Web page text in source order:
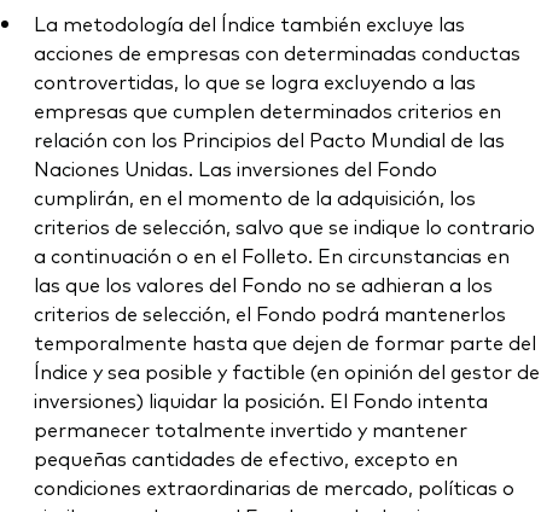
La metodología del Índice también excluye las
acciones de empresas con determinadas conductas
controvertidas, lo que se logra excluyendo a las
empresas que cumplen determinados criterios en
relación con los Principios del Pacto Mundial de las
Naciones Unidas. Las inversiones del Fondo
cumplirán, en el momento de la adquisición, los
criterios de selección, salvo que se indique lo contrario
a continuación o en el Folleto. En circunstancias en
las que los valores del Fondo no se adhieran a los
criterios de selección, el Fondo podrá mantenerlos
temporalmente hasta que dejen de formar parte del
Índice y sea posible y factible (en opinión del gestor de
inversiones) liquidar la posición. El Fondo intenta
permanecer totalmente invertido y mantener
pequeñas cantidades de efectivo, excepto en
condiciones extraordinarias de mercado, políticas o